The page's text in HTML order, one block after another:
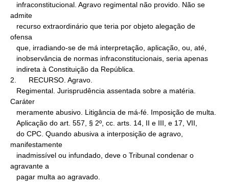
admite
ofensa
2.      RECURSO. Agravo.
Caráter
manifestamente
agravante a
   pagar multa ao agravado.